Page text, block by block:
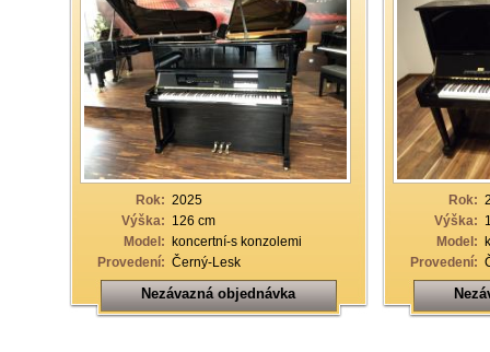
Rok: 2025
Výška: 126 cm
Model: koncertní-s konzolemi
Provedení: Černý-Lesk
Nezávazná objednávka
Rok:
Výška:
Model:
Provedení: